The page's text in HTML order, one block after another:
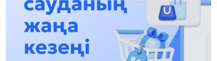
Asqat Asylbekov: Kúshti bılikke kúshti tulǵalar
kerek!
12:01, 28 Shilde 2026